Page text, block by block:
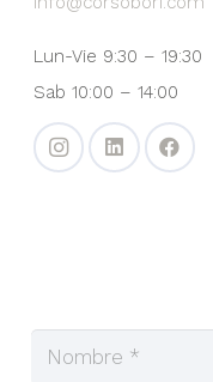
Lun-Vie 9:30 – 19:30
Sab 10:00 – 14:00